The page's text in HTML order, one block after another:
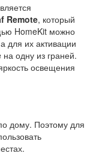
Remote, который
HomeKit можно
для их активации
одну из граней.
освещения
дому. Поэтому для